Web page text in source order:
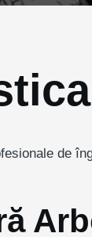
de